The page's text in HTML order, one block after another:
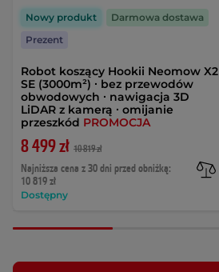
Robot koszący Hookii Neomow X2
SE (3000m²) ∙ bez przewodów
obwodowych ∙ nawigacja 3D
LiDAR z kamerą ∙ omijanie
przeszkód PROMOCJA
8 499 zł 10 819 zł
Najniższa cena z 30 dni przed obniżką:
10 819 zł
Dostępny
Nowy produkt
Darmowa dostawa
Prezent